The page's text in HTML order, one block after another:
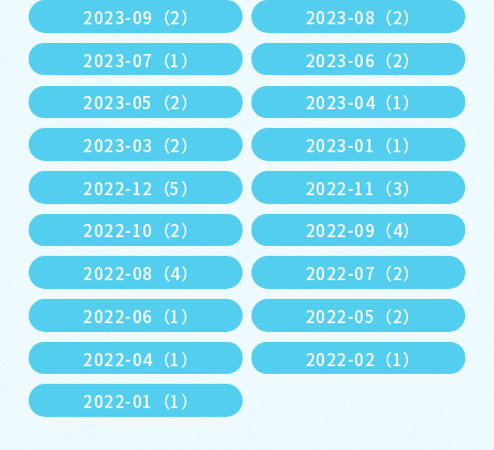
2023-09（2）
2023-08（2）
2023-07（1）
2023-06（2）
2023-05（2）
2023-04（1）
2023-03（2）
2023-01（1）
2022-12（5）
2022-11（3）
2022-10（2）
2022-09（4）
2022-08（4）
2022-07（2）
2022-06（1）
2022-05（2）
2022-04（1）
2022-02（1）
2022-01（1）